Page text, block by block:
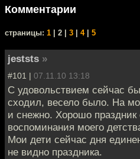
Комментарии
cтраницы: 1 | 2 | 3 4| 5
jeststs »
#101 | 07.11.10 13:18
С удовольствием сейчас
сходил, весело было. На
и снежно. Хорошо праздник
воспоминания моего
Мои дети сейчас дня
не видно праздника.